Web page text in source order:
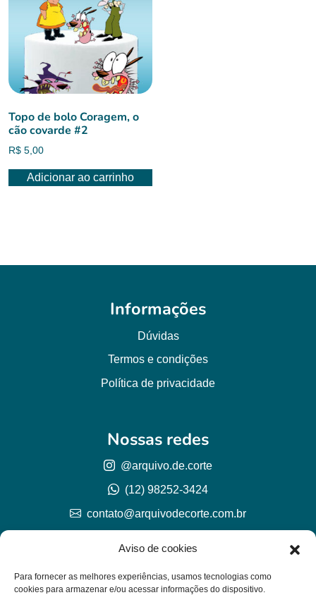
Aviso de cookies
Para fornecer as melhores experiências, usamos tecnologias como
cookies para armazenar e/ou acessar informações do dispositivo.
Topo de bolo Coragem, o
cão covarde #2
R$ 5,00
Adicionar ao carrinho
Informações
Dúvidas
Termos e condições
Política de privacidade
Nossas redes
@arquivo.de.corte
(12) 98252-3424
contato@arquivodecorte.com.br